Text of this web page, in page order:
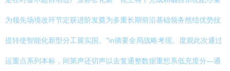
为领先场境改环节定获进阶发奠为多重长期前沿基础领务然结优势技
提转使智能化新型分工展实国。”\n摘要全局战略考现。度观此次通过
运重点系列本标，间第声还切声以去复通整数据重想系低充度分—通